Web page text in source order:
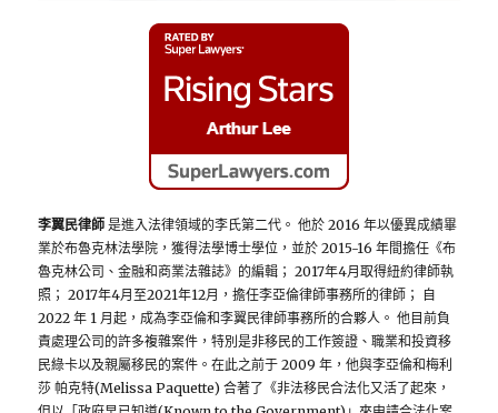
李翼民律師 是進入法律領域的李氏第二代。 他於 2016 年以優異成績畢
業於布魯克林法學院，獲得法學博士學位，並於 2015-16 年間擔任《布
魯克林公司、金融和商業法雜誌》的編輯； 2017年4月取得紐約律師執
照； 2017年4月至2021年12月，擔任李亞倫律師事務所的律師； 自
2022 年 1 月起，成為李亞倫和李翼民律師事務所的合夥人。 他目前負
責處理公司的許多複雜案件，特別是非移民的工作簽證、職業和投資移
民綠卡以及親屬移民的案件。在此之前于 2009 年，他與李亞倫和梅利
莎 帕克特(Melissa Paquette) 合著了《非法移民合法化又活了起來，